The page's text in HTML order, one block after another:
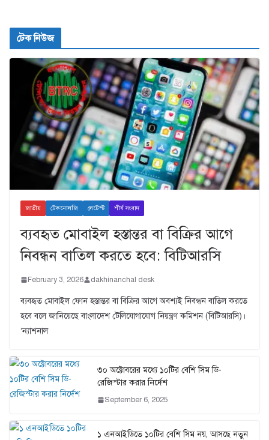
টেক নিউজ
জাতীয় টেকনোলজি লেটেস্ট শীর্ষ সংবাদ
ব্যবহৃত মোবাইল হস্তান্তর বা বিক্রির আগে
নিবন্ধন বাতিল করতে হবে: বিটিআরসি
February 3, 2026 dakhinanchal desk
ব্যবহৃত মোবাইল ফোন হস্তান্তর বা বিক্রির আগে অবশ্যই নিবন্ধন বাতিল করতে
হবে বলে জানিয়েছে বাংলাদেশ টেলিযোগাযোগ নিয়ন্ত্রণ কমিশন (বিটিআরসি)।
‘ন্যাশনাল
৩০ অক্টোবরের মধ্যে ১০টির বেশি সিম ডি-
রেজিস্টার করার নির্দেশ
September 6, 2025
১ এনআইডিতে ১০টির বেশি সিম নয়, আসছে নতুন